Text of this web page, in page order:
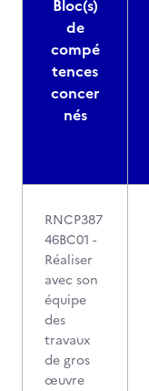
Bloc(s)
de
compé
tences
concer
nés
RNCP387
46BC01 -
Réaliser
avec son
équipe
des
travaux
de gros
œuvre